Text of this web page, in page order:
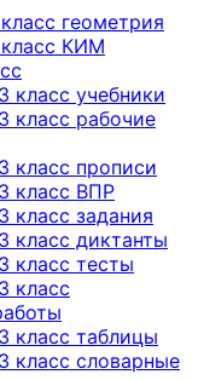
геометрия
КИМ
класс учебники
класс рабочие
класс прописи
класс ВПР
класс задания
класс диктанты
класс тесты
класс
класс таблицы
класс словарные